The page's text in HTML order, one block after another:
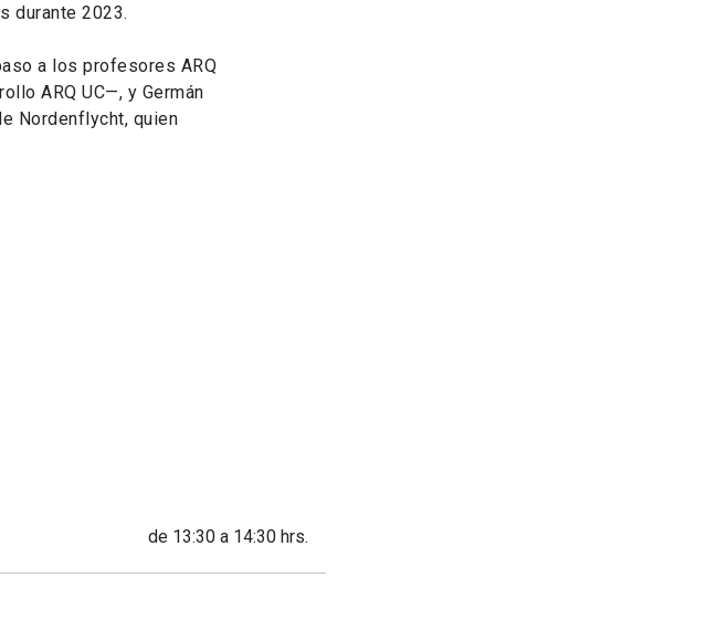
durante 2023.
a los profesores ARQ
ARQ UC—, y Germán
Nordenflycht, quien
de 13:30 a 14:30 hrs.